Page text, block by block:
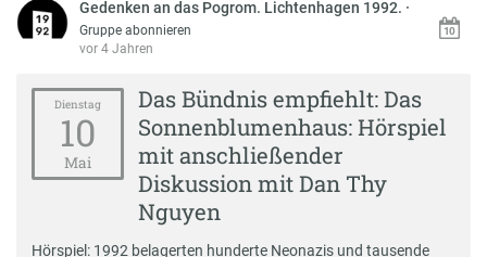
Gedenken an das Pogrom. Lichtenhagen 1992. ·
Gruppe abonnieren
vor 4 Jahren
Dienstag
10
Mai
Das Bündnis empfiehlt: Das
Sonnenblumenhaus: Hörspiel
mit anschließender
Diskussion mit Dan Thy
Nguyen
Hörspiel: 1992 belagerten hunderte Neonazis und tausende